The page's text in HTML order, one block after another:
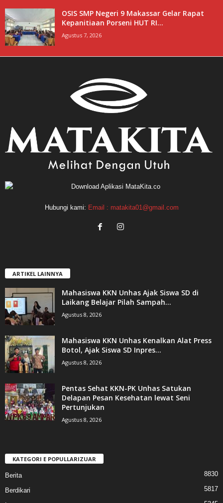
OSIS SMP Negeri 9 Makassar Gelar Rapat
Kepanitiaan Porseni HUT RI...
Agustus 7, 2026
Hubungi kami: Email : matakita01@gmail.com
ARTIKEL LAINNYA
Mahasiswa KKN Unhas Ajak Siswa SD di
Laikang Belajar Pilah Sampah...
Agustus 8, 2026
Mahasiswa KKN Unhas Kenalkan Alat Press
Botol, Ajak Siswa SD Inpres...
Agustus 8, 2026
Pentas Sehat KKN-PK Unhas Satukan
Delapan Pesan Kesehatan lewat Seni
Pertunjukan
Agustus 8, 2026
KATEGORI E POPULLARIZUAR
Berita 8830
Berdikari 5817